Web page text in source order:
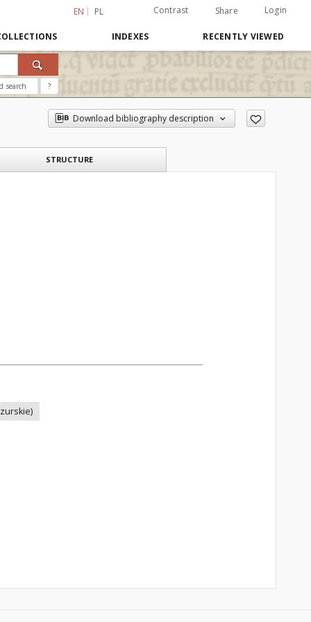
EN PL Contrast Share Login
INDEXES RECENTLY VIEWED
search ?
Download bibliography description
STRUCTURE